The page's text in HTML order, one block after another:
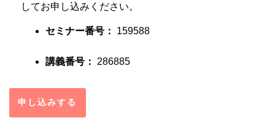
してお申し込みください。
セミナー番号： 159588
講義番号： 286885
申し込みする